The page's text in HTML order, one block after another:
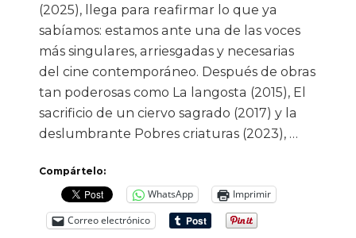
(2025), llega para reafirmar lo que ya
sabíamos: estamos ante una de las voces
más singulares, arriesgadas y necesarias
del cine contemporáneo. Después de obras
tan poderosas como La langosta (2015), El
sacrificio de un ciervo sagrado (2017) y la
deslumbrante Pobres criaturas (2023), …
Compártelo:
WhatsApp
Imprimir
Correo electrónico